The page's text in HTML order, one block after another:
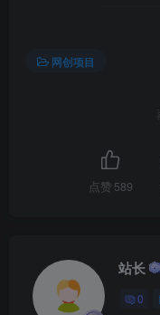
网创项目
点赞 589
站长
0